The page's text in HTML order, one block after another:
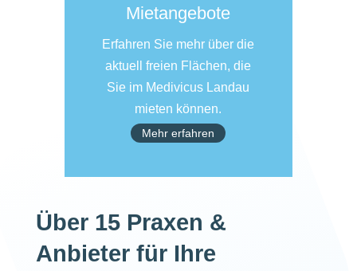
Mietangebote
Erfahren Sie mehr über die
aktuell freien Flächen, die
Sie im Medivicus Landau
mieten können.
Mehr erfahren
Über 15 Praxen &
Anbieter für Ihre